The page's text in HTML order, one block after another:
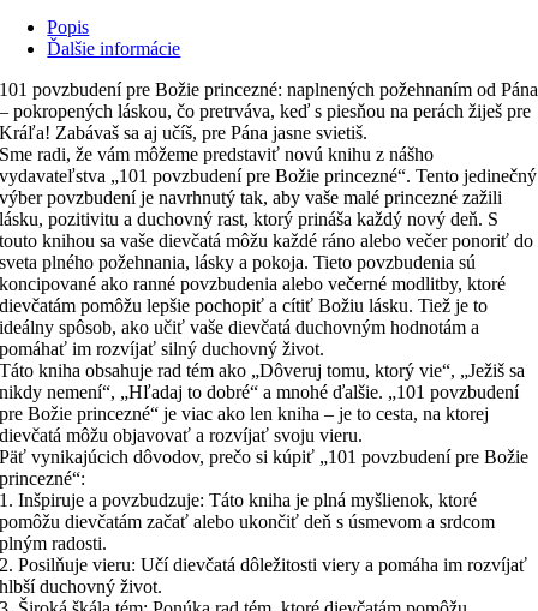
Popis
Ďalšie informácie
101 povzbudení pre Božie princezné: naplnených požehnaním od Pána
– pokropených láskou, čo pretrváva, keď s piesňou na perách žiješ pre
Kráľa! Zabávaš sa aj učíš, pre Pána jasne svietiš.
Sme radi, že vám môžeme predstaviť novú knihu z nášho
vydavateľstva „101 povzbudení pre Božie princezné“. Tento jedinečný
výber povzbudení je navrhnutý tak, aby vaše malé princezné zažili
lásku, pozitivitu a duchovný rast, ktorý prináša každý nový deň. S
touto knihou sa vaše dievčatá môžu každé ráno alebo večer ponoriť do
sveta plného požehnania, lásky a pokoja. Tieto povzbudenia sú
koncipované ako ranné povzbudenia alebo večerné modlitby, ktoré
dievčatám pomôžu lepšie pochopiť a cítiť Božiu lásku. Tiež je to
ideálny spôsob, ako učiť vaše dievčatá duchovným hodnotám a
pomáhať im rozvíjať silný duchovný život.
Táto kniha obsahuje rad tém ako „Dôveruj tomu, ktorý vie“, „Ježiš sa
nikdy nemení“, „Hľadaj to dobré“ a mnohé ďalšie. „101 povzbudení
pre Božie princezné“ je viac ako len kniha – je to cesta, na ktorej
dievčatá môžu objavovať a rozvíjať svoju vieru.
Päť vynikajúcich dôvodov, prečo si kúpiť „101 povzbudení pre Božie
princezné“:
1. Inšpiruje a povzbudzuje: Táto kniha je plná myšlienok, ktoré
pomôžu dievčatám začať alebo ukončiť deň s úsmevom a srdcom
plným radosti.
2. Posilňuje vieru: Učí dievčatá dôležitosti viery a pomáha im rozvíjať
hlbší duchovný život.